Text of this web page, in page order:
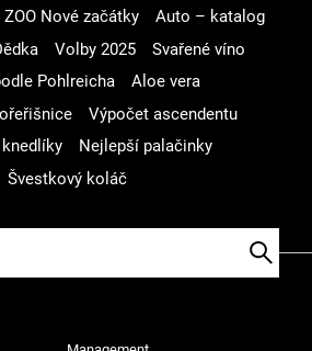
ZOO Nové začátky
Auto – katalog
Volby 2025
Svařené víno
Pohlreicha
Aloe vera
Výpočet ascendentu
Nejlepší palačinky
Švestkový koláč